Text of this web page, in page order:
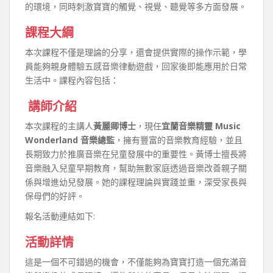
的環境，同時刺激寶寶的觸覺、視覺、聽覺等多方面發展。
課程大綱
本次課程不僅是理論的分享，還會提供實際的操作示範，學
員能夠親身體驗五感音樂律動遊戲，回家後即能應用於日常
生活中。課程內容包括：
‍ 講師介紹
本次課程的主講人黃麗卿博士 ，現任宜蘭音樂精靈 Music
Wonderland 音樂總監 ，擁有豐富的音樂教育經驗，並且
長期致力於推廣音樂在兒童發展中的重要性。黃博士擅長將
音樂融入兒童早期教育，幫助無數家庭透過音樂改善親子關
係與增進幼兒發展。她的課程理論與實踐並重，深受家長與
保母們的好評。
報名活動連結如下:
活動詳情
這是一個不可錯過的機會，不僅能夠為寶寶打造一個充滿音